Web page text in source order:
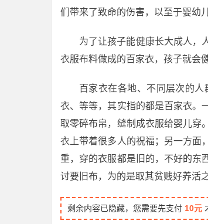
们带来了致命的伤害，以至于婴幼
为了让孩子能健康长大成人，
衣服布料做成的百家衣，孩子就会
百家衣在各地、不同层次的
衣、等等，其实指的都是百家衣。
取零碎布帛，缝制成衣服给婴儿穿
衣上带着很多人的祝福；另一方面
重，穿的衣服都是旧的，不好的东
讨要旧布，为的是取其贫贱好养活
剩余内容已隐藏，您需要先支付 10元